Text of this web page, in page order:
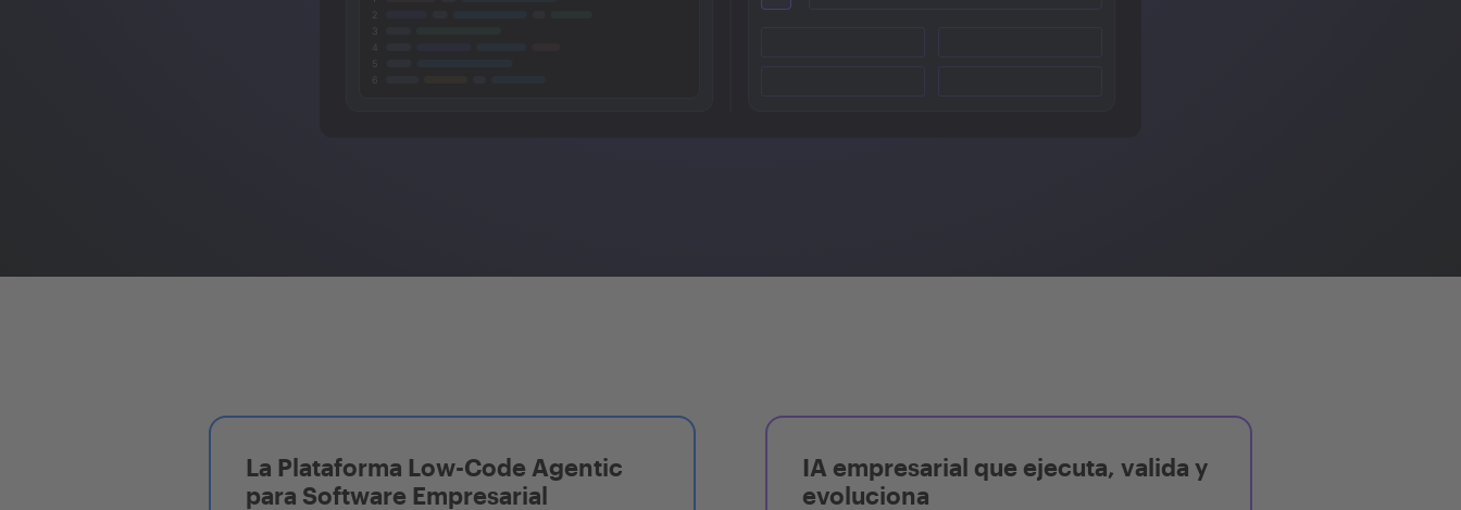
La Plataforma Low-Code Agentic
para Software Empresarial
IA empresarial que ejecuta, valida y
evoluciona